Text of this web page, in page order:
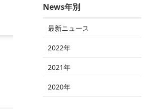
News年別
最新ニュース
2022年
2021年
2020年